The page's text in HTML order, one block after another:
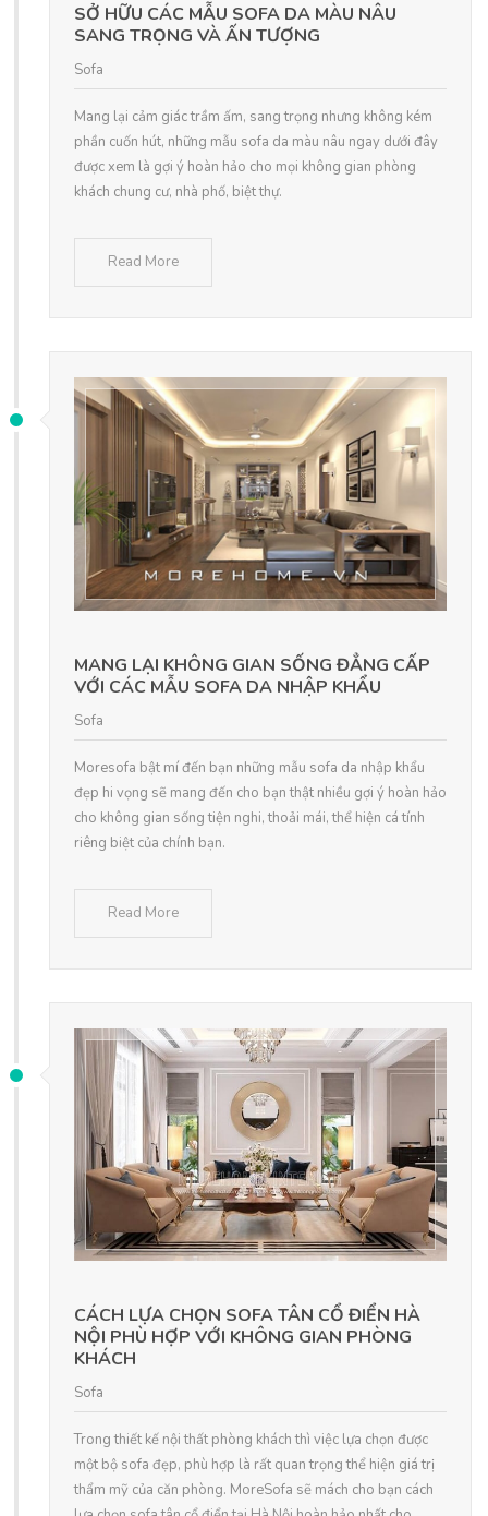
SỞ HỮU CÁC MẪU SOFA DA MÀU NÂU
SANG TRỌNG VÀ ẤN TƯỢNG
Sofa
Mang lại cảm giác trầm ấm, sang trọng nhưng không kém
phần cuốn hút, những mẫu sofa da màu nâu ngay dưới đây
được xem là gợi ý hoàn hảo cho mọi không gian phòng
khách chung cư, nhà phố, biệt thự.
Read More
MANG LẠI KHÔNG GIAN SỐNG ĐẲNG CẤP
VỚI CÁC MẪU SOFA DA NHẬP KHẨU
Sofa
Moresofa bật mí đến bạn những mẫu sofa da nhập khẩu
đẹp hi vọng sẽ mang đến cho bạn thật nhiều gợi ý hoàn hảo
cho không gian sống tiện nghi, thoải mái, thể hiện cá tính
riêng biệt của chính bạn.
Read More
CÁCH LỰA CHỌN SOFA TÂN CỔ ĐIỂN HÀ
NỘI PHÙ HỢP VỚI KHÔNG GIAN PHÒNG
KHÁCH
Sofa
Trong thiết kế nội thất phòng khách thì việc lựa chọn được
một bộ sofa đẹp, phù hợp là rất quan trọng thể hiện giá trị
thẩm mỹ của căn phòng. MoreSofa sẽ mách cho bạn cách